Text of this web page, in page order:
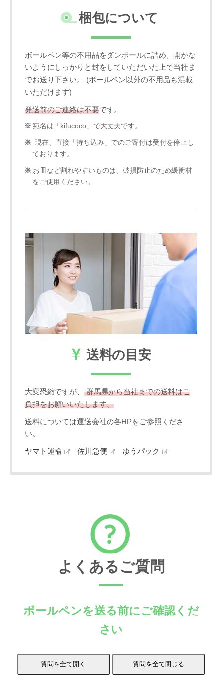
梱包について
ボールペン等の不用品をダンボールに詰め、開かな
いようにしっかりと封をしていただいた上で当社ま
でお送り下さい。 (ボールペン以外の不用品も混載
いただけます)
発送前のご連絡は不要です。
宛名は「kifucoco」で大丈夫です。
現在、直接「持ち込み」でのご寄付は受付を停止し
ております。
お皿など割れやすいものは、破損防止のため緩衝材
をご使用ください。
送料の目安
大変恐縮ですが、 群馬県から当社までの送料はご
負担をお願いいたします。
送料については運送会社の各HPをご参照くださ
い。
ヤマト運輸 佐川急便 ゆうパック
よくあるご質問
ボールペンを送る前にご確認くだ
さい